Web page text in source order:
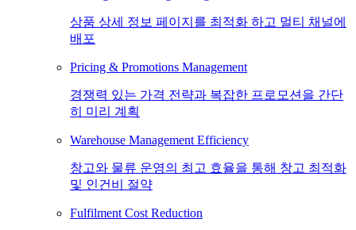
상품 상세 정보 페이지를 최적화 하고 멀티 채널에
배포
Pricing & Promotions Management
경쟁력 있는 가격 전략과 복잡한 프로모션을 간단
히 미리 계획
Warehouse Management Efficiency
창고와 물류 운영의 최고 효율을 통해 창고 최적화
및 인건비 절약
Fulfilment Cost Reduction